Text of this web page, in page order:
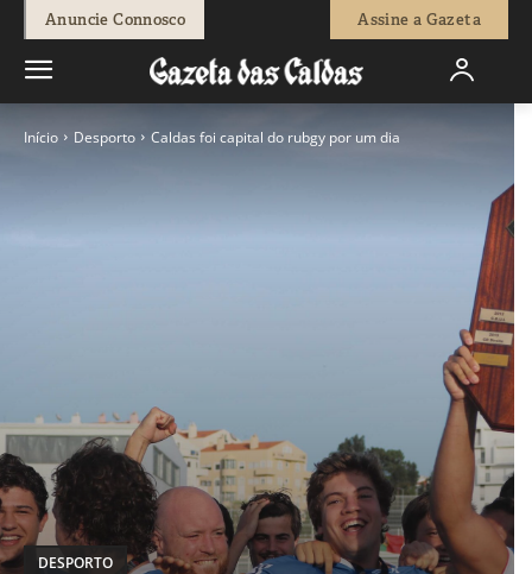
Anuncie Connosco Assine a Gazeta
Início Desporto Caldas foi capital do rubgy por um dia
DESPORTO